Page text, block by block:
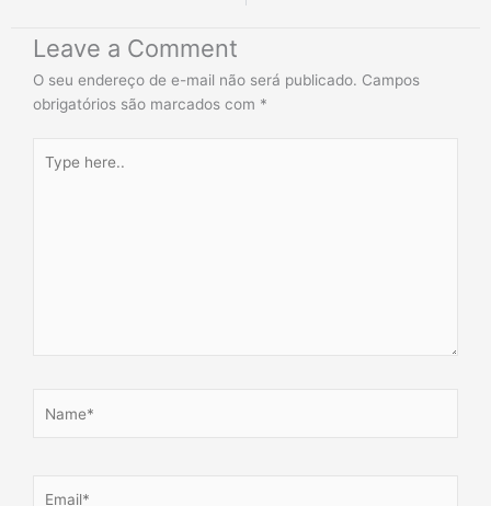
Leave a Comment
O seu endereço de e-mail não será publicado. Campos
obrigatórios são marcados com *
here..